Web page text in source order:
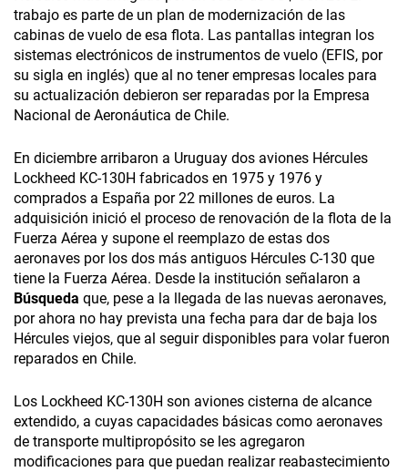
trabajo es parte de un plan de modernización de las
cabinas de vuelo de esa flota. Las pantallas integran los
sistemas electrónicos de instrumentos de vuelo (EFIS, por
su sigla en inglés) que al no tener empresas locales para
su actualización debieron ser reparadas por la Empresa
Nacional de Aeronáutica de Chile.
En diciembre arribaron a Uruguay dos aviones Hércules
Lockheed KC-130H fabricados en 1975 y 1976 y
comprados a España por 22 millones de euros. La
adquisición inició el proceso de renovación de la flota de la
Fuerza Aérea y supone el reemplazo de estas dos
aeronaves por los dos más antiguos Hércules C-130 que
tiene la Fuerza Aérea. Desde la institución señalaron a
Búsqueda que, pese a la llegada de las nuevas aeronaves,
por ahora no hay prevista una fecha para dar de baja los
Hércules viejos, que al seguir disponibles para volar fueron
reparados en Chile.
Los Lockheed KC-130H son aviones cisterna de alcance
extendido, a cuyas capacidades básicas como aeronaves
de transporte multipropósito se les agregaron
modificaciones para que puedan realizar reabastecimiento